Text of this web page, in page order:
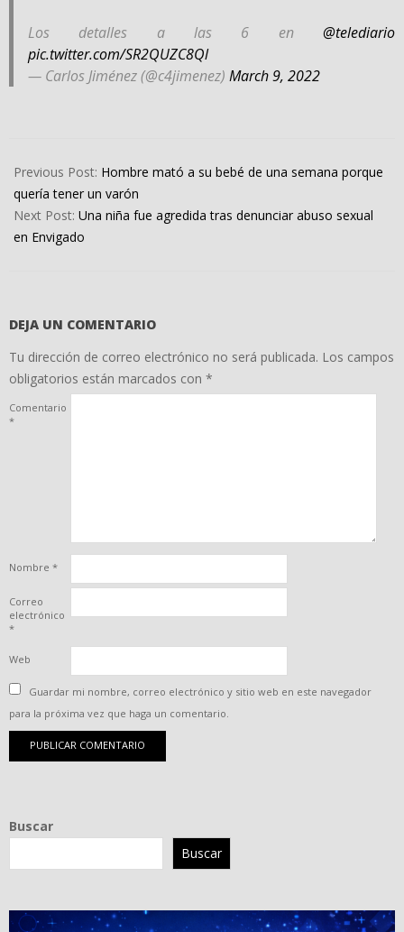
Los detalles a las 6 en @telediario
pic.twitter.com/SR2QUZC8Ql
— Carlos Jiménez (@c4jimenez) March 9, 2022
03-
10
Previous Post: Hombre mató a su bebé de una semana porque
quería tener un varón
Next Post: Una niña fue agredida tras denunciar abuso sexual
en Envigado
DEJA UN COMENTARIO
Tu dirección de correo electrónico no será publicada. Los campos
obligatorios están marcados con *
Comentario
*
Nombre *
Correo
electrónico
*
Web
Guardar mi nombre, correo electrónico y sitio web en este navegador
para la próxima vez que haga un comentario.
Buscar
Buscar